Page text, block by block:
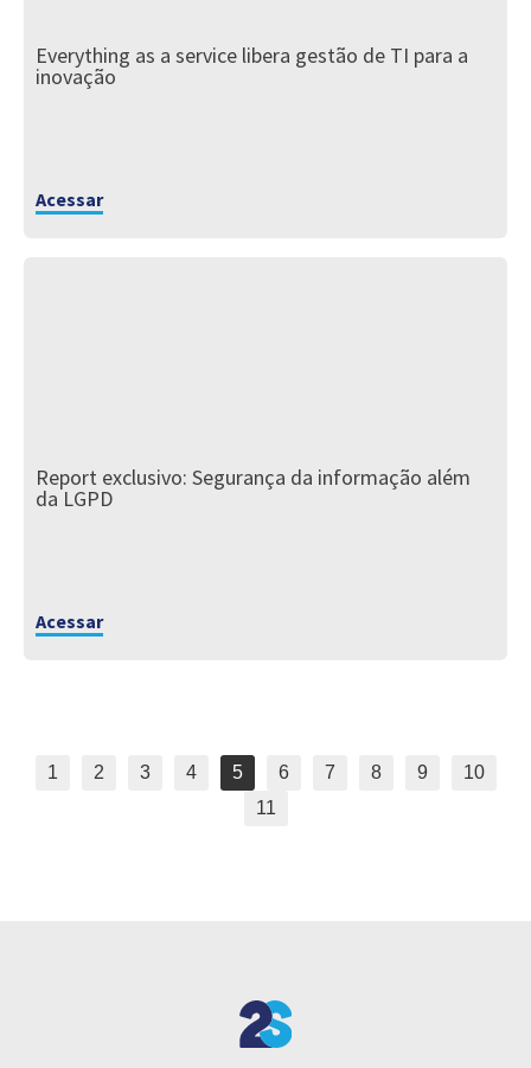
Everything as a service libera gestão de TI para a
inovação
Acessar
Report exclusivo: Segurança da informação além
da LGPD
Acessar
1 2 3 4 5 6 7 8 9
10
11